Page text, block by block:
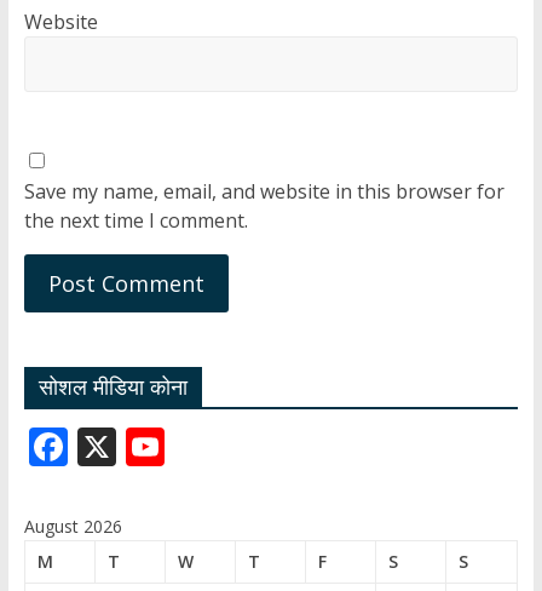
Website
Save my name, email, and website in this browser for
the next time I comment.
सोशल मीडिया कोना
F
e
X Y
T
August 2026
M
T W T F S
S